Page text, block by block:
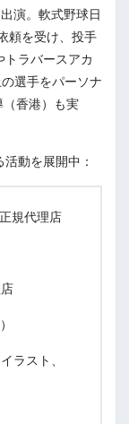
演。軟式野球日
頼を受け、投手
トラバースアカ
選手をパーソナ
香港）も実
動を展開中：
正規代理店
ラスト、